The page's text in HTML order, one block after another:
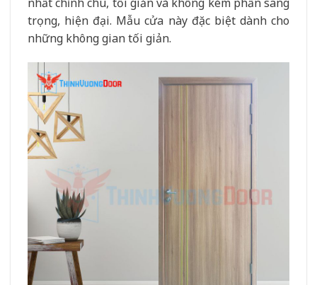
trọng, hiện đại. Mẫu cửa này đặc biệt dành cho
những không gian tối giản.